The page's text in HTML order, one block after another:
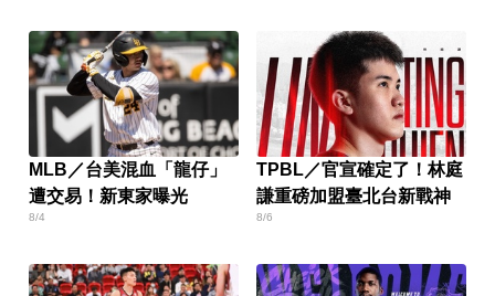
MLB／台美混血「龍仔」
遭交易！新東家曝光
8/4
TPBL／官宣確定了！林庭
謙重磅加盟臺北台新戰神
8/6